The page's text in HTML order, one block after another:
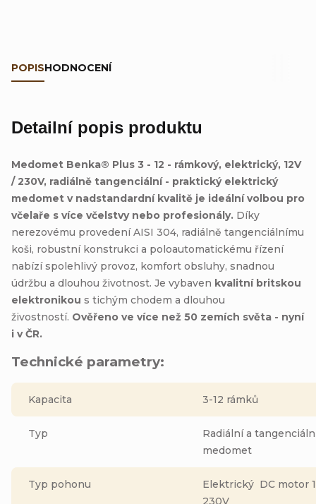
POPISHODNOCENÍ
Detailní popis produktu
Medomet Benka® Plus 3 - 12 - rámkový, elektrický, 12V
/ 230V, radiálně tangenciální - praktický elektrický
medomet v nadstandardní kvalitě je ideální volbou pro
včelaře s více včelstvy nebo profesionály. Díky
nerezovému provedení AISI 304, radiálně tangenciálnímu
koši, robustní konstrukci a poloautomatickému řízení
nabízí spolehlivý provoz, komfort obsluhy, snadnou
údržbu a dlouhou životnost. Je vybaven kvalitní britskou
elektronikou s tichým chodem a dlouhou
živostností. Ověřeno ve více než 50 zemích světa - nyní
i v ČR.
Technické parametry:
Kapacita 3-12 rámků
Typ
Radiální a
medomet
Typ pohonu
Elektrický DC motor
230V